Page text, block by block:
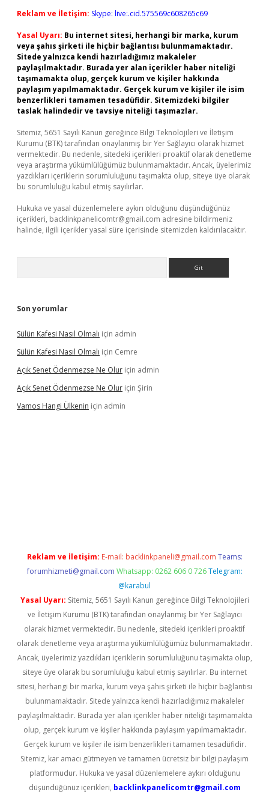
Reklam ve İletişim: Skype: live:.cid.575569c608265c69
Yasal Uyarı: Bu internet sitesi, herhangi bir marka, kurum
veya şahıs şirketi ile hiçbir bağlantısı bulunmamaktadır.
Sitede yalnızca kendi hazırladığımız makaleler
paylaşılmaktadır. Burada yer alan içerikler haber niteliği
taşımamakta olup, gerçek kurum ve kişiler hakkında
paylaşım yapılmamaktadır. Gerçek kurum ve kişiler ile isim
benzerlikleri tamamen tesadüfidir. Sitemizdeki bilgiler
taslak halindedir ve tavsiye niteliği taşımazlar.
Sitemiz, 5651 Sayılı Kanun gereğince Bilgi Teknolojileri ve İletişim
Kurumu (BTK) tarafından onaylanmış bir Yer Sağlayıcı olarak hizmet
vermektedir. Bu nedenle, sitedeki içerikleri proaktif olarak denetleme
veya araştırma yükümlülüğümüz bulunmamaktadır. Ancak, üyelerimiz
yazdıkları içeriklerin sorumluluğunu taşımakta olup, siteye üye olarak
bu sorumluluğu kabul etmiş sayılırlar.
Hukuka ve yasal düzenlemelere aykırı olduğunu düşündüğünüz
içerikleri, backlinkpanelicomtr@gmail.com adresine bildirmeniz
halinde, ilgili içerikler yasal süre içerisinde sitemizden kaldırılacaktır.
Son yorumlar
Sülün Kafesi Nasıl Olmalı için admin
Sülün Kafesi Nasıl Olmalı için Cemre
Açık Senet Ödenmezse Ne Olur için admin
Açık Senet Ödenmezse Ne Olur için Şirin
Vamos Hangi Ülkenin için admin
Reklam ve İletişim: E-mail: backlinkpaneli@gmail.com Teams:
forumhizmeti@gmail.com Whatsapp: 0262 606 0 726 Telegram:
@karabul
Yasal Uyarı: Sitemiz, 5651 Sayılı Kanun gereğince Bilgi Teknolojileri
ve İletişim Kurumu (BTK) tarafından onaylanmış bir Yer Sağlayıcı
olarak hizmet vermektedir. Bu nedenle, sitedeki içerikleri proaktif
olarak denetleme veya araştırma yükümlülüğümüz bulunmamaktadır.
Ancak, üyelerimiz yazdıkları içeriklerin sorumluluğunu taşımakta olup,
siteye üye olarak bu sorumluluğu kabul etmiş sayılırlar. Bu internet
sitesi, herhangi bir marka, kurum veya şahıs şirketi ile hiçbir bağlantısı
bulunmamaktadır. Sitede yalnızca kendi hazırladığımız makaleler
paylaşılmaktadır. Burada yer alan içerikler haber niteliği taşımamakta
olup, gerçek kurum ve kişiler hakkında paylaşım yapılmamaktadır.
Gerçek kurum ve kişiler ile isim benzerlikleri tamamen tesadüfidir.
Sitemiz, kar amacı gütmeyen ve tamamen ücretsiz bir bilgi paylaşım
platformudur. Hukuka ve yasal düzenlemelere aykırı olduğunu
düşündüğünüz içerikleri, backlinkpanelicomtr@gmail.com